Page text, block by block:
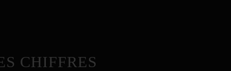
CHIFFRES